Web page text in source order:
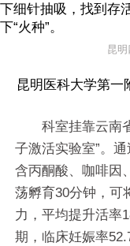
下细针抽吸，找到存
下“火种”。
昆明
昆明医科大学第一
科室挂靠云南
子激活实验室”。
含丙酮酸、咖啡因
荡孵育30分钟，可
力，平均提升活率
期，临床妊娠率